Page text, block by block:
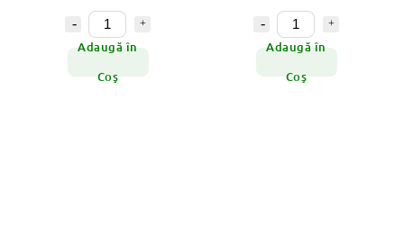
Adaugă în
Coş
Adaugă în
Coş